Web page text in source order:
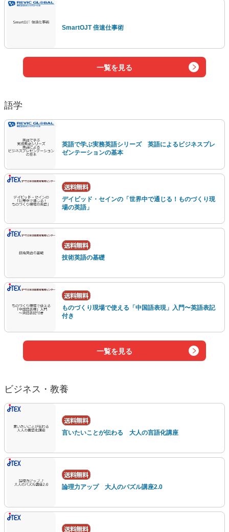
SmartOJT 倍速仕事術
一覧を見る
語学
英語で学ぶ実務英語シリーズ 英語によるビジネスプレ
ゼンテーションの基本
デイビッド・セインの「世界中で通じる！ものづくり現
場の英語」
技術英語の基礎
ものづくり現場で使える「中国語表現」入門〜英語表記
付き
一覧を見る
ビジネス・教養
言いたいことが伝わる 大人の言語化講座
論理力アップ 大人のパズル講座2.0